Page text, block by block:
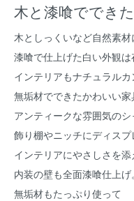
木と漆喰ででき
木としっくいなど自然素材
漆喰で仕上げた白い外観は
インテリアもナチュラルカ
無垢材でできたかわいい家
アンティークな雰囲気のシ
飾り棚やニッチにディス
インテリアにやさしさを添
内装の壁も全面漆喰仕上げ。
無垢材もたっぷり使って